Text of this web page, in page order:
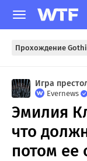
Прохождение
Игра
Evernews
Эмилия
что
потом ее